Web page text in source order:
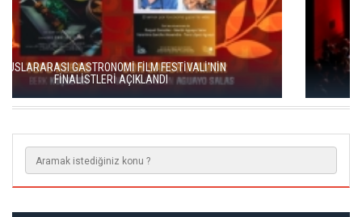
ENKA SANAT'TAN KÜLTÜREL SÜREKLİLİK HAMLESİ